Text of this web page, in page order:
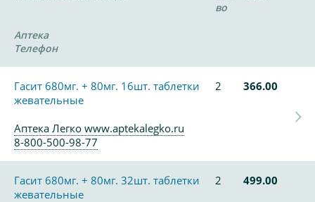
во
Аптека
Телефон
Гасит 680мг. + 80мг. 16шт. таблетки
жевательные
2 366.00
Аптека Легко www.aptekalegko.ru
8-800-500-98-77
Гасит 680мг. + 80мг. 32шт. таблетки
жевательные
2 499.00